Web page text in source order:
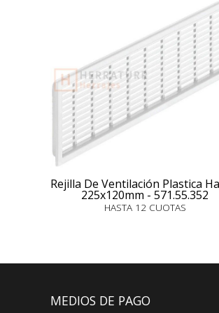
Rejilla De Ventilación Plastica
225x120mm - 571.55.352
HASTA 12 CUOTAS
MEDIOS DE PAGO